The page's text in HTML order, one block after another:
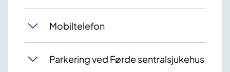
Mobiltelefon
Parkering ved Førde sentralsjukehus